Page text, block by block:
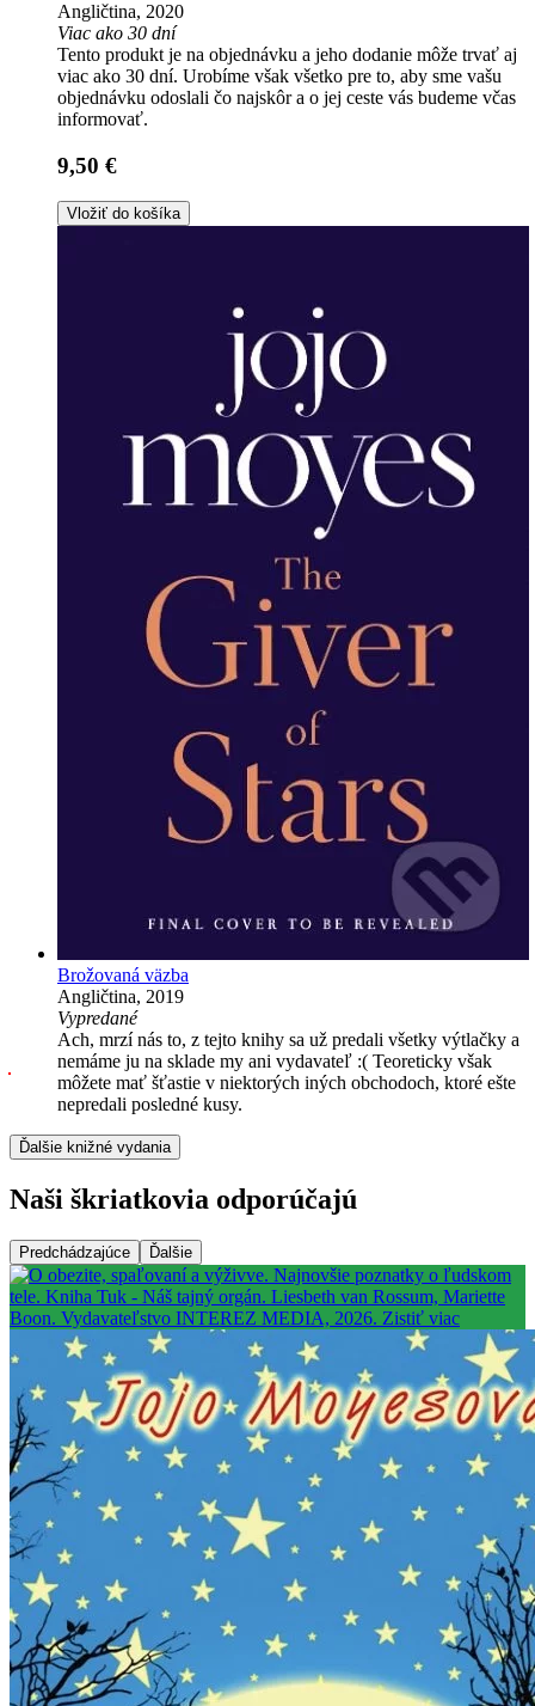
Angličtina, 2020
Viac ako 30 dní
Tento produkt je na objednávku a jeho dodanie môže trvať aj
viac ako 30 dní. Urobíme však všetko pre to, aby sme vašu
objednávku odoslali čo najskôr a o jej ceste vás budeme včas
informovať.
9,50 €
Vložiť do košíka
Brožovaná väzba
Angličtina, 2019
Vypredané
Ach, mrzí nás to, z tejto knihy sa už predali všetky výtlačky a
nemáme ju na sklade my ani vydavateľ :( Teoreticky však
môžete mať šťastie v niektorých iných obchodoch, ktoré ešte
nepredali posledné kusy.
Ďalšie knižné vydania
Naši škriatkovia odporúčajú
Predchádzajúce Ďalšie